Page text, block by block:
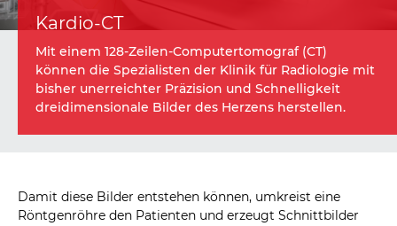
Kardio-CT
Mit einem 128-Zeilen-Computertomograf (CT)
können die Spezialisten der Klinik für Radiologie mit
bisher unerreichter Präzision und Schnelligkeit
dreidimensionale Bilder des Herzens herstellen.
Damit diese Bilder entstehen können, umkreist eine
Röntgenröhre den Patienten und erzeugt Schnittbilder